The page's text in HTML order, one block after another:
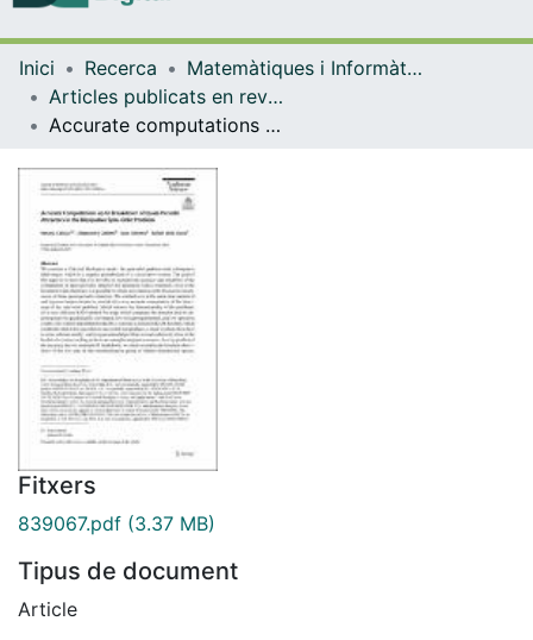
Navega per tot el DD
Inici Recerca
Matemàtiques i Informàtica
Articles publicats en revistes (Matemàtiques i Informàtica)
Accurate computations up to break-down of quasi-periodic attractors in the dissipative spin-orbit problem
Fitxers
839067.pdf (3.37 MB)
Tipus de document
Article